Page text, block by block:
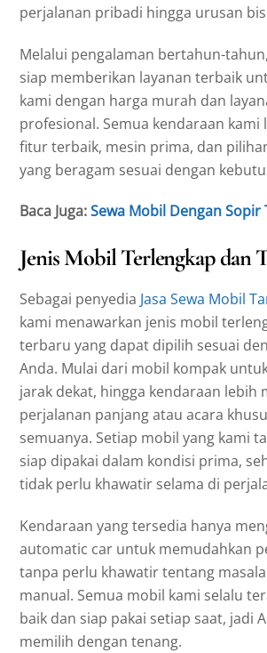
perjalanan pribadi hingga urusan
Melalui pengalaman bertahun-
siap memberikan layanan terbaik
kami dengan harga murah dan
profesional. Semua kendaraan kami
fitur terbaik, mesin prima, dan
yang beragam sesuai dengan
Baca Juga:Sewa Mobil Dengan Sopir
Jenis Mobil Terlengkap dan
Sebagai penyedia Jasa Sewa Mobil
kami menawarkan jenis mobil
terbaru yang dapat dipilih sesuai
Anda. Mulai dari mobil kompak
jarak dekat, hingga kendaraan lebih
perjalanan panjang atau acara
semuanya. Setiap mobil yang kami
siap dipakai dalam kondisi prima,
tidak perlu khawatir selama di
Kendaraan yang tersedia hanya
automatic car untuk memudahkan
tanpa perlu khawatir tentang
manual. Semua mobil kami selalu
baik dan siap pakai setiap saat, jadi
memilih dengan tenang.